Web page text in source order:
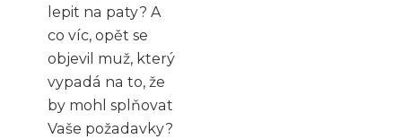
lepit na paty? A
co víc, opět se
objevil muž, který
vypadá na to, že
by mohl splňovat
Vaše požadavky?